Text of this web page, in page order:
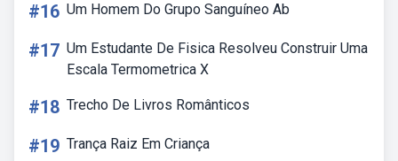
#16 Um Homem Do Grupo Sanguíneo Ab
#17 Um Estudante De Fisica Resolveu Construir Uma
Escala Termometrica X
#18 Trecho De Livros Românticos
#19 Trança Raiz Em Criança